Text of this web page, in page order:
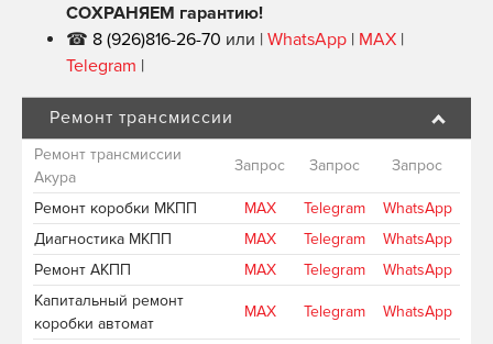
СОХРАНЯЕМ гарантию!
☎ 8 (926)816-26-70 или | WhatsApp | MAX |
Telegram |
Ремонт трансмиссии
Ремонт трансмиссии
Акура
Запрос Запрос Запрос
Ремонт коробки МКПП MAX Telegram
WhatsApp
Диагностика МКПП
MAX Telegram
WhatsApp
Ремонт АКПП
MAX Telegram
WhatsApp
Капитальный ремонт
коробки автомат
MAX Telegram WhatsApp